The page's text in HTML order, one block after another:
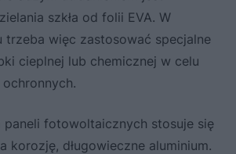
szkła od folii EVA. W
trzeba więc zastosować specjalne
cieplnej lub chemicznej w celu
paneli fotowoltaicznych stosuje się
korozję, długowieczne aluminium.